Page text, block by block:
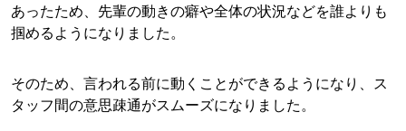
あったため、先輩の動きの癖や全体の状況などを誰よりも
掴めるようになりました。
そのため、言われる前に動くことができるようになり、ス
タッフ間の意思疎通がスムーズになりました。